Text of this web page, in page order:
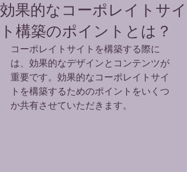
効果的なコーポレイトサイ
ト構築のポイントとは？
コーポレイトサイトを構築する際に
は、効果的なデザインとコンテンツが
重要です。効果的なコーポレイトサイ
トを構築するためのポイントをいくつ
か共有させていただきます。